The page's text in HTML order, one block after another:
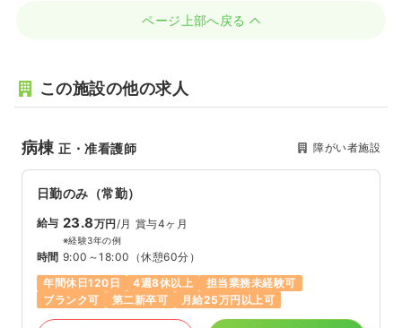
ページ上部へ戻る
この施設の他の求人
病棟正・准看護師 障がい者施設
日勤のみ（常勤）
給与 23.8万円/月 賞与4ヶ月
※経験3年の例
時間 9:00～18:00 （休憩60分）
年間休日120日
4週8休以上
担当業務未経験可
ブランク可
第二新卒可 月給25万円以上可